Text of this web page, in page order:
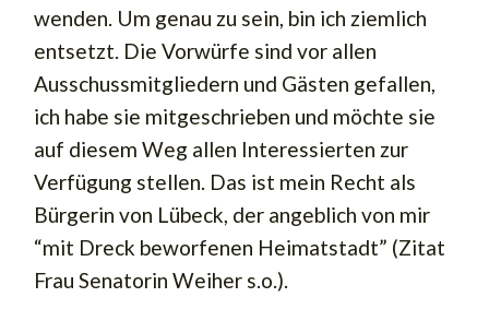
wenden. Um genau zu sein, bin ich ziemlich
entsetzt. Die Vorwürfe sind vor allen
Ausschussmitgliedern und Gästen gefallen,
ich habe sie mitgeschrieben und möchte sie
auf diesem Weg allen Interessierten zur
Verfügung stellen. Das ist mein Recht als
Bürgerin von Lübeck, der angeblich von mir
“mit Dreck beworfenen Heimatstadt” (Zitat
Frau Senatorin Weiher s.o.).